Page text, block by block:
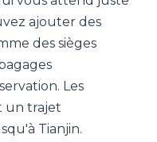
ajouter des
des sièges
Les
un trajet
Tianjin.